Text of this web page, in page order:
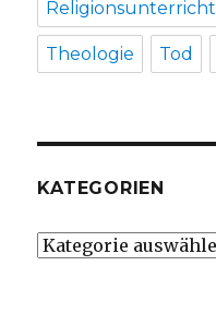
Religionsunterricht
Theologie Tod
KATEGORIEN
Kategorien